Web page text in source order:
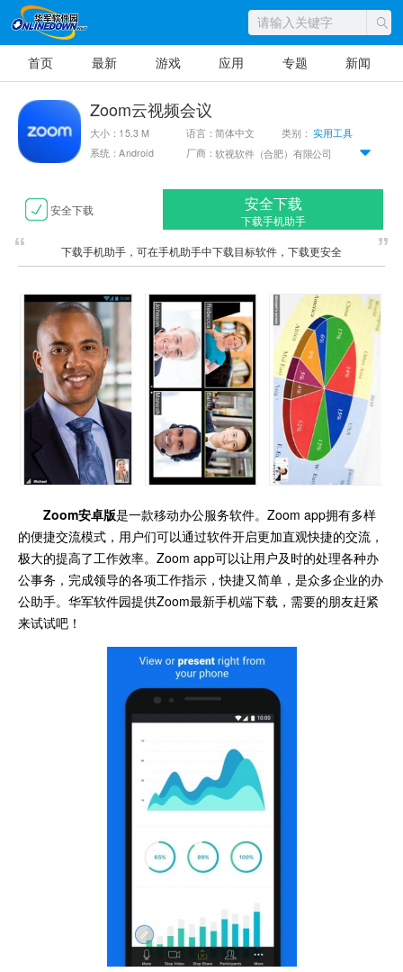
首页 最新 游戏 应用 专题 新闻
Zoom云视频会议
大小：15.3 M 语言：简体中文 类别：实用工具
系统：Android
厂商： 软视软件（合肥）有限公司
安全下载 安全下载
下载手机助手
下载手机助手，可在手机助手中下载目标软件，下载更安全
Zoom安卓版是一款移动办公服务软件。Zoom app拥有多样
的便捷交流模式，用户们可以通过软件开启更加直观快捷的交流，
极大的提高了工作效率。Zoom app可以让用户及时的处理各种办
公事务，完成领导的各项工作指示，快捷又简单，是众多企业的办
公助手。华军软件园提供Zoom最新手机端下载，需要的朋友赶紧
来试试吧！